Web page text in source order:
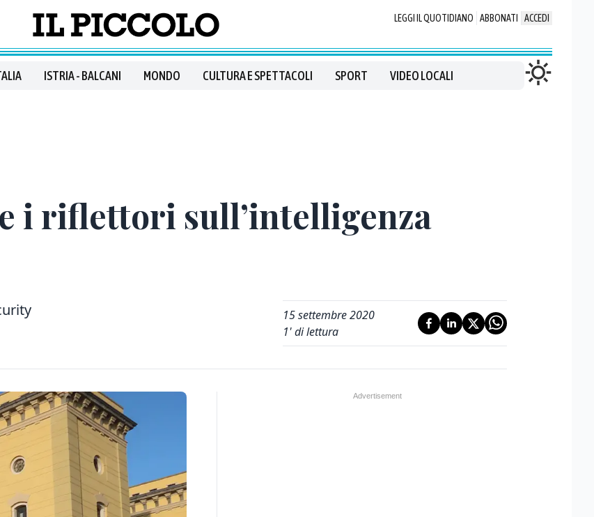
LEGGI IL QUOTIDIANO ABBONATI ACCEDI
ISTRIA - BALCANI MONDO CULTURA E SPETTACOLI SPORT VIDEO LOCALI
i riflettori sull’intelligenza
15 settembre 2020
1' di lettura